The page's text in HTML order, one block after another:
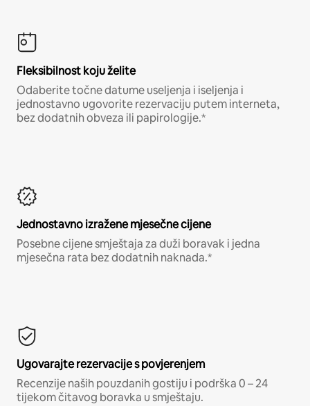
Fleksibilnost koju želite
Odaberite točne datume useljenja i iseljenja i
jednostavno ugovorite rezervaciju putem interneta,
bez dodatnih obveza ili papirologije.*
Jednostavno izražene mjesečne cijene
Posebne cijene smještaja za duži boravak i jedna
mjesečna rata bez dodatnih naknada.*
Ugovarajte rezervacije s povjerenjem
Recenzije naših pouzdanih gostiju i podrška 0 – 24
tijekom čitavog boravka u smještaju.